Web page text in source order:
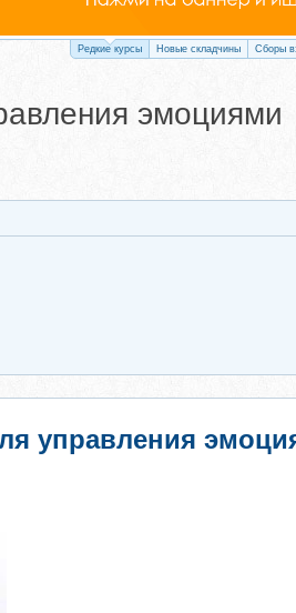
Редкие курсы Новые складчины Сборы
эмоциями
управления